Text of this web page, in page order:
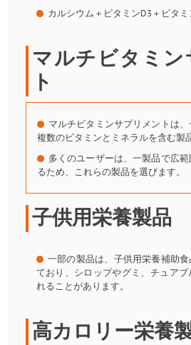
カルシウム＋ビタミンD3＋ビタミ
マルチビタミ
ト
マルチビタミンサプリメントは
複数のビタミンとミネラルを含む製
多くのユーザーは、一製品で広
るため、これらの製品を選びます。
子供用栄養製品
一部の製品は、子供用栄養補助
ており、シロップやグミ、チュアブ
れることがあります。
高カロリー栄養